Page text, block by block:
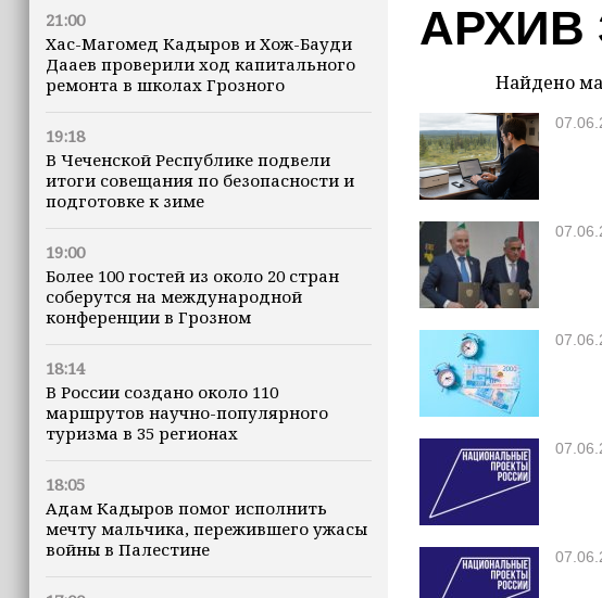
21:00
Хас-Магомед Кадыров и Хож-Бауди
Дааев проверили ход капитального
ремонта в школах Грозного
19:18
В Чеченской Республике подвели
итоги совещания по безопасности и
подготовке к зиме
19:00
Более 100 гостей из около 20 стран
соберутся на международной
конференции в Грозном
18:14
В России создано около 110
маршрутов научно-популярного
туризма в 35 регионах
18:05
Адам Кадыров помог исполнить
мечту мальчика, пережившего ужасы
войны в Палестине
АРХИВ
Найдено